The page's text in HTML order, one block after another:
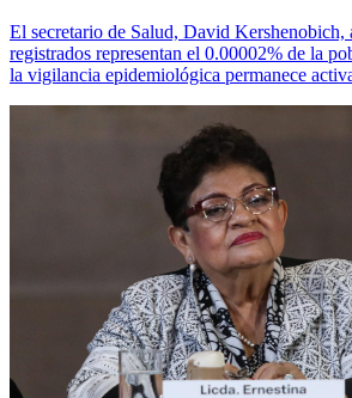
El secretario de Salud, David Kershenobich,
registrados representan el 0.00002% de la
la vigilancia epidemiológica permanece